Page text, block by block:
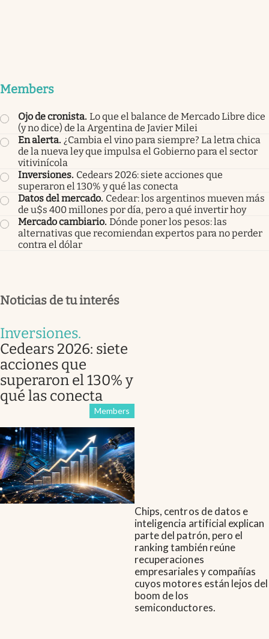
Members
Ojo de cronista. Lo que el balance de Mercado Libre dice
(y no dice) de la Argentina de Javier Milei
En alerta. ¿Cambia el vino para siempre? La letra chica
de la nueva ley que impulsa el Gobierno para el sector
vitivinícola
Inversiones. Cedears 2026: siete acciones que
superaron el 130% y qué las conecta
Datos del mercado. Cedear: los argentinos mueven más
de u$s 400 millones por día, pero a qué invertir hoy
Mercado cambiario. Dónde poner los pesos: las
alternativas que recomiendan expertos para no perder
contra el dólar
Noticias de tu interés
Inversiones.
Cedears 2026: siete
acciones que
superaron el 130% y
qué las conecta
Members
Chips, centros de datos e
inteligencia artificial explican
parte del patrón, pero el
ranking también reúne
recuperaciones
empresariales y compañías
cuyos motores están lejos del
boom de los
semiconductores.